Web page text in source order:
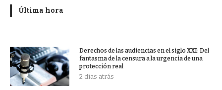
Última hora
Derechos de las audiencias en el siglo XXI: Del
fantasma de la censura a la urgencia de una
protección real
2 días atrás